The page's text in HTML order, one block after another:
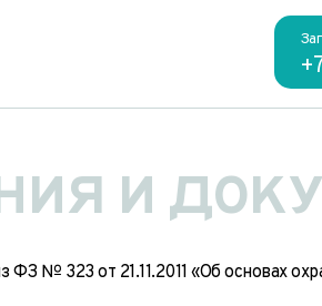
И
№ 323 от 21.11.2011 «Об основах